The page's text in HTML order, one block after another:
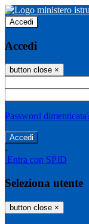
Accedi
Accedi
button close ×
Password
-
Entra con SPID
Seleziona utente
button close ×